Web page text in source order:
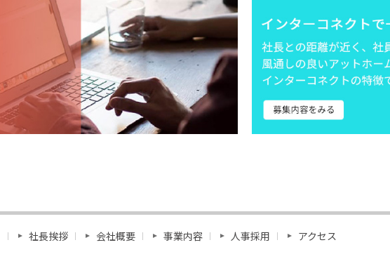
社長挨拶 会社概要 事業内容 人事採用 アクセス